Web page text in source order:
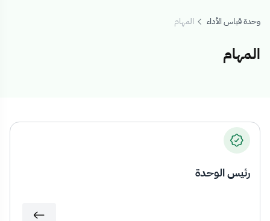
وحدة قياس الأداء المهام
المهام
المهام
رئيس الوحدة